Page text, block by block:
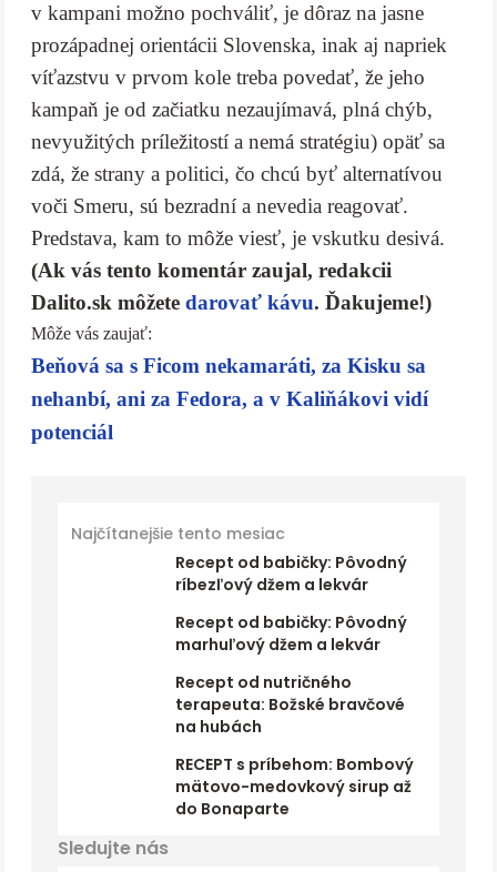
v kampani možno pochváliť, je dôraz na jasne
prozápadnej orientácii Slovenska, inak aj napriek
víťazstvu v prvom kole treba povedať, že jeho
kampaň je od začiatku nezaujímavá, plná chýb,
nevyužitých príležitostí a nemá stratégiu) opäť sa
zdá, že strany a politici, čo chcú byť alternatívou
voči Smeru, sú bezradní a nevedia reagovať.
Predstava, kam to môže viesť, je vskutku desivá.
(Ak vás tento komentár zaujal, redakcii
Dalito.sk môžete darovať kávu. Ďakujeme!)
Môže vás zaujať:
Beňová sa s Ficom nekamaráti, za Kisku sa
nehanbí, ani za Fedora, a v Kaliňákovi vidí
potenciál
Najčítanejšie tento mesiac
Recept od babičky: Pôvodný
ríbezľový džem a lekvár
Recept od babičky: Pôvodný
marhuľový džem a lekvár
Recept od nutričného
terapeuta: Božské bravčové
na hubách
RECEPT s príbehom: Bombový
mätovo-medovkový sirup až
do Bonaparte
Sledujte nás